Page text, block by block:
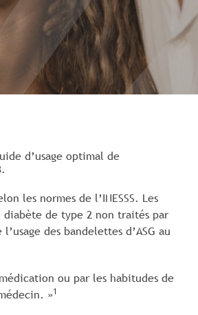
d’usage optimal de
les normes de l’INESSS. Les
de type 2 non traités par
des bandelettes d’ASG au
ou par les habitudes de
»1